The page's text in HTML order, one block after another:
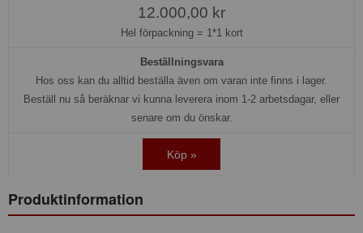
12.000,00 kr
Hel förpackning = 1*1 kort
Beställningsvara
Hos oss kan du alltid beställa även om varan inte finns i lager.
Beställ nu så beräknar vi kunna leverera inom 1-2 arbetsdagar, eller
senare om du önskar.
Köp »
Produktinformation